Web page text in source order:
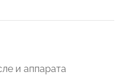
и аппарата